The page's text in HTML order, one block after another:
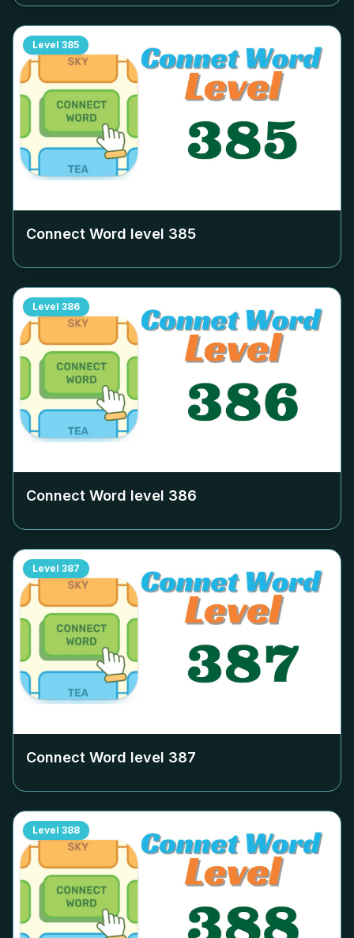
Level 385
Connect Word level 385
Level 386
Connect Word level 386
Level 387
Connect Word level 387
Level 388